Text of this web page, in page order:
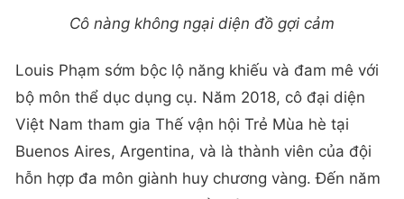
Cô nàng không ngại diện đồ gợi cảm
Louis Phạm sớm bộc lộ năng khiếu và đam mê với
bộ môn thể dục dụng cụ. Năm 2018, cô đại diện
Việt Nam tham gia Thế vận hội Trẻ Mùa hè tại
Buenos Aires, Argentina, và là thành viên của đội
hỗn hợp đa môn giành huy chương vàng. Đến năm